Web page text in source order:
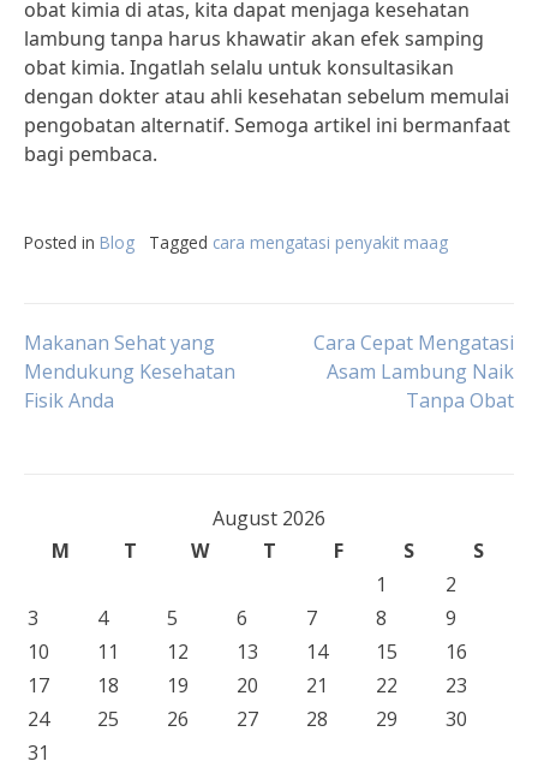
obat kimia di atas, kita dapat menjaga kesehatan
lambung tanpa harus khawatir akan efek samping
obat kimia. Ingatlah selalu untuk konsultasikan
dengan dokter atau ahli kesehatan sebelum memulai
pengobatan alternatif. Semoga artikel ini bermanfaat
bagi pembaca.
Posted in Blog Tagged cara mengatasi penyakit maag
Post
navigation
Makanan Sehat yang
Mendukung Kesehatan
Fisik Anda
Cara Cepat Mengatasi
Asam Lambung Naik
Tanpa Obat
August 2026
M
T W T F S
S
1
2
3
4 5 6 7 8
9
10
11 12 13 14 15
16
17
18 19 20 21 22
23
24
25 26 27 28 29
30
31